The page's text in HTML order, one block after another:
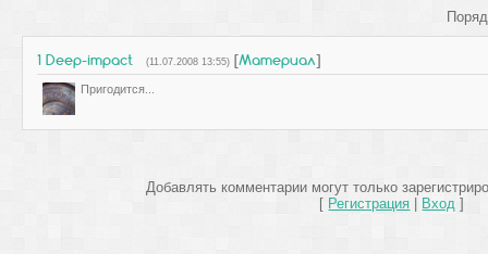
1 Deep-impact (11.07.2008 13:55) [Материал]
Пригодится...
Добавлять комментарии могут только
[ Регистрация Вход ]